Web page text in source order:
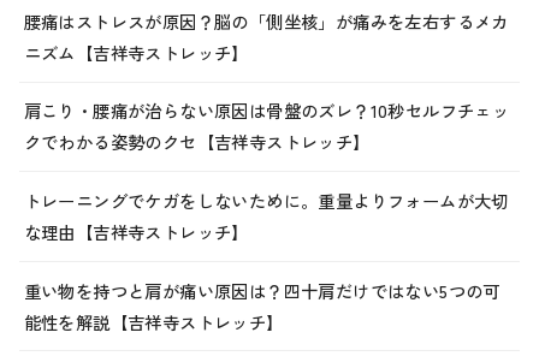
腰痛はストレスが原因？脳の「側坐核」が痛みを左右するメカ
ニズム【吉祥寺ストレッチ】
肩こり・腰痛が治らない原因は骨盤のズレ？10秒セルフチェッ
クでわかる姿勢のクセ【吉祥寺ストレッチ】
トレーニングでケガをしないために。重量よりフォームが大切
な理由【吉祥寺ストレッチ】
重い物を持つと肩が痛い原因は？四十肩だけではない5つの可
能性を解説【吉祥寺ストレッチ】